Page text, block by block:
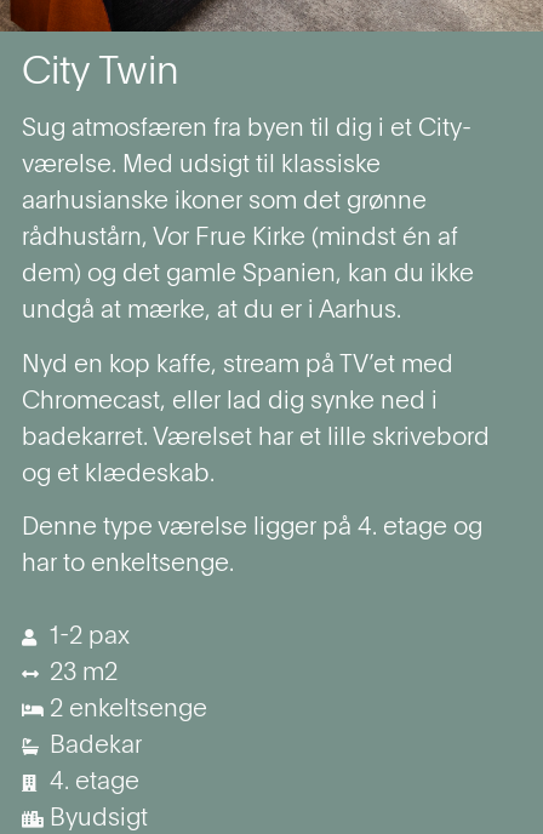
City Twin
Sug atmosfæren fra byen til dig i et City-
værelse. Med udsigt til klassiske
aarhusianske ikoner som det grønne
rådhustårn, Vor Frue Kirke (mindst én af
dem) og det gamle Spanien, kan du ikke
undgå at mærke, at du er i Aarhus.
Nyd en kop kaffe, stream på TV’et med
Chromecast, eller lad dig synke ned i
badekarret. Værelset har et lille skrivebord
og et klædeskab.
Denne type værelse ligger på 4. etage og
har to enkeltsenge.
1-2 pax
23 m2
2 enkeltsenge
Badekar
4. etage
Byudsigt